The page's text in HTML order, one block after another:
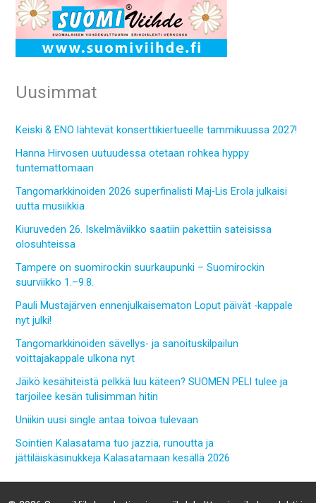
Uusimmat
Keiski & ENO lähtevät konserttikiertueelle tammikuussa 2027!
Hanna Hirvosen uutuudessa otetaan rohkea hyppy
tuntemattomaan
Tangomarkkinoiden 2026 superfinalisti Maj-Lis Erola julkaisi
uutta musiikkia
Kiuruveden 26. Iskelmäviikko saatiin pakettiin sateisissa
olosuhteissa
Tampere on suomirockin suurkaupunki – Suomirockin
suurviikko 1.–9.8.
Pauli Mustajärven ennenjulkaisematon Loput päivät -kappale
nyt julki!
Tangomarkkinoiden sävellys- ja sanoituskilpailun
voittajakappale ulkona nyt
Jäikö kesähiteistä pelkkä luu käteen? SUOMEN PELI tulee ja
tarjoilee kesän tulisimman hitin
Uniikin uusi single antaa toivoa tulevaan
Sointien Kalasatama tuo jazzia, runoutta ja
jättiläiskäsinukkeja Kalasatamaan kesällä 2026